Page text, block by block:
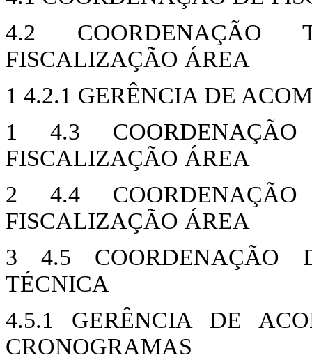
4.2
FISCALIZAÇÃO ÁREA
1 4.2.1 GERÊNCIA DE
1 4.3
FISCALIZAÇÃO ÁREA
2 4.4
FISCALIZAÇÃO ÁREA
3 4.5 COORDENAÇÃO
TÉCNICA
4.5.1 GERÊNCIA DE
CRONOGRAMAS